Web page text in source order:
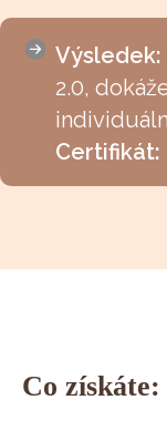
Výsledek:
2.0,
Certifikát:
Co získáte: